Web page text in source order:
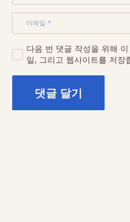
다음 번 댓글 작성을 위해
일, 그리고 웹사이트를 저장
댓글 달기